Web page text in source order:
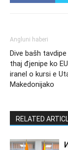
Angluni haberi
Dive bašh tavdipe
thaj đjenipe ko
iranel o kursi e
Makedonijako
RELATED